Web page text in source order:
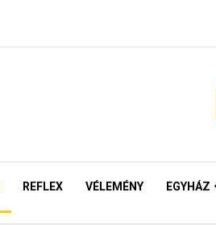
REFLEX VÉLEMÉNY EGYHÁZ